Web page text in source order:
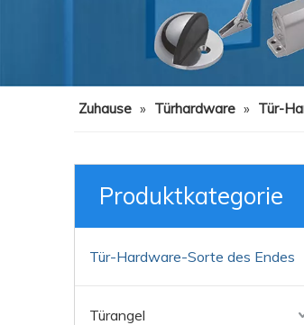
Zuhause » Türhardware » Tür-
Produktkategorie
Tür-Hardware-Sorte des Endes
Türangel